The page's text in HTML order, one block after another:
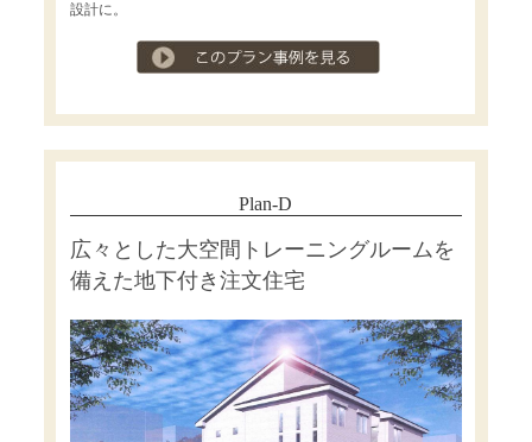
設計に。
Plan-D
広々とした大空間トレーニングルームを
備えた地下付き注文住宅